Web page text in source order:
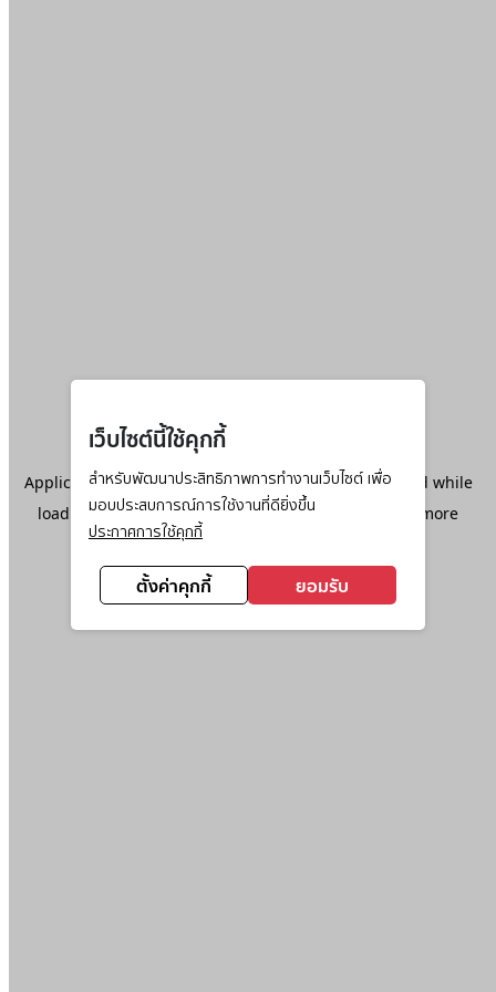
เว็บไซต์นี้ใช้คุกกี้
สำหรับพัฒนาประสิทธิภาพการทำงานเว็บไซต์ เพื่อ
มอบประสบการณ์การใช้งานที่ดียิ่งขึ้น
ประกาศการใช้คุกกี้
ตั้งค่าคุกกี้ ยอมรับ
Application error: aclient-side exception has occurred while
loadingwww.ktc.co.th(see the browser console
for more
information).